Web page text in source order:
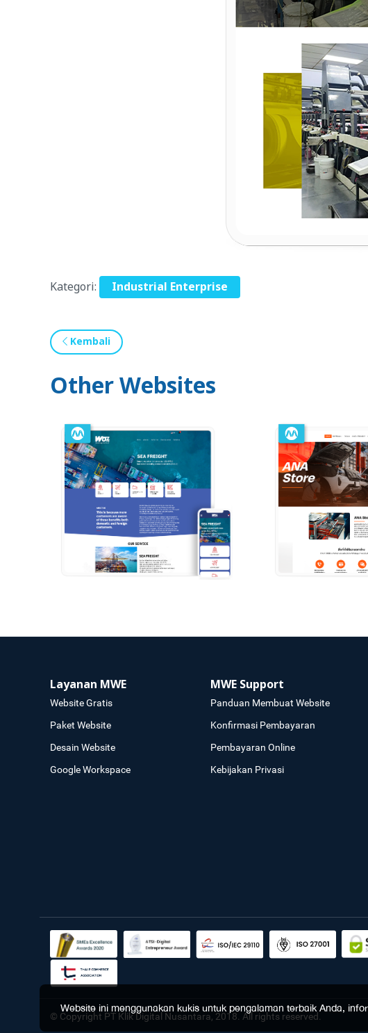
Kategori: Industrial Enterprise
Kembali
Other Websites
Layanan MWE
Website Gratis
Paket Website
Desain Website
Google Workspace
MWE Support
Panduan Membuat Website
Konfirmasi Pembayaran
Pembayaran Online
Kebijakan Privasi
© Copyright PT Klik Digital Nusantara, 2018. All rights reserved.
Website ini menggunakan kukis untuk pengalaman terbaik Anda,